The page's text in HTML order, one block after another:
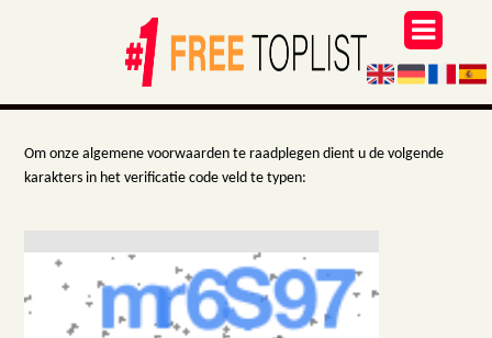
Om onze algemene voorwaarden te raadplegen dient u de volgende
karakters in het verificatie code veld te typen: